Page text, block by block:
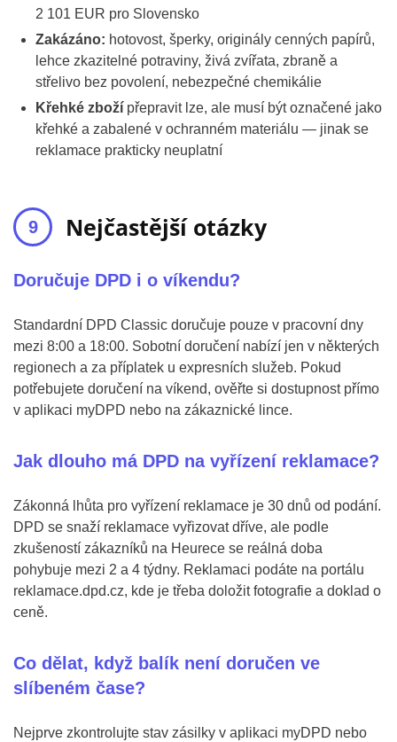
2 101 EUR pro Slovensko
Zakázáno: hotovost, šperky, originály cenných papírů,
lehce zkazitelné potraviny, živá zvířata, zbraně a
střelivo bez povolení, nebezpečné chemikálie
Křehké zboží přepravit lze, ale musí být označené jako
křehké a zabalené v ochranném materiálu — jinak se
reklamace prakticky neuplatní
Nejčastější otázky
Doručuje DPD i o víkendu?
Standardní DPD Classic doručuje pouze v pracovní dny
mezi 8:00 a 18:00. Sobotní doručení nabízí jen v některých
regionech a za příplatek u expresních služeb. Pokud
potřebujete doručení na víkend, ověřte si dostupnost přímo
v aplikaci myDPD nebo na zákaznické lince.
Jak dlouho má DPD na vyřízení reklamace?
Zákonná lhůta pro vyřízení reklamace je 30 dnů od podání.
DPD se snaží reklamace vyřizovat dříve, ale podle
zkušeností zákazníků na Heurece se reálná doba
pohybuje mezi 2 a 4 týdny. Reklamaci podáte na portálu
reklamace.dpd.cz, kde je třeba doložit fotografie a doklad o
ceně.
Co dělat, když balík není doručen ve
slíbeném čase?
Nejprve zkontrolujte stav zásilky v aplikaci myDPD nebo